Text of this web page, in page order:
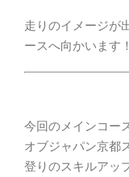
走りのイメージが
ースへ向かいます！
今回のメインコー
オブジャパン京都
登りのスキルアッ